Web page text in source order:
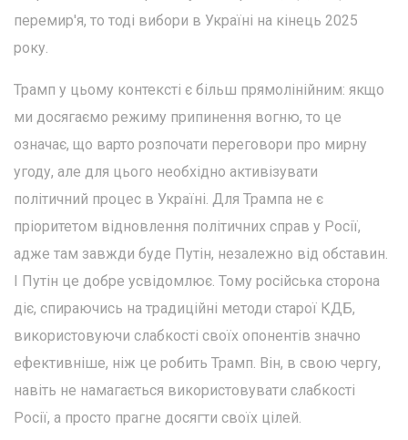
перемир'я, то тоді вибори в Україні на кінець 2025
року.
Трамп у цьому контексті є більш прямолінійним: якщо
ми досягаємо режиму припинення вогню, то це
означає, що варто розпочати переговори про мирну
угоду, але для цього необхідно активізувати
політичний процес в Україні. Для Трампа не є
пріоритетом відновлення політичних справ у Росії,
адже там завжди буде Путін, незалежно від обставин.
І Путін це добре усвідомлює. Тому російська сторона
діє, спираючись на традиційні методи старої КДБ,
використовуючи слабкості своїх опонентів значно
ефективніше, ніж це робить Трамп. Він, в свою чергу,
навіть не намагається використовувати слабкості
Росії, а просто прагне досягти своїх цілей.